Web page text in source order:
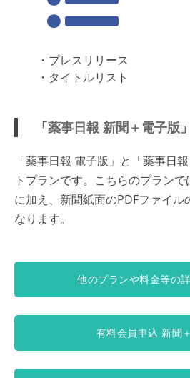
・プレスリリース
・タイトルリスト
「薬事日報 新聞＋電子版
「薬事日報 電子版」と「薬事日
トプランです。こちらのプラン
に加え、新聞紙面のPDFファイル
なります。
他のプランや料金等の
有料会員申込 新聞